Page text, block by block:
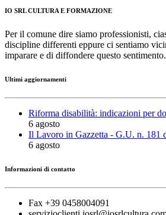
IO SRL CULTURA E FORMAZIONE
Per il comune dire siamo professionisti,
discipline differenti eppure ci sentiamo
imparare e di diffondere questo sentimento.
Ultimi aggiornamenti
Riforma disabilità: indicazioni per
6 agosto
Il Lavoro in Gazzetta - G.U. n. 181
6 agosto
Informazioni di contatto
Fax +39 0458004091